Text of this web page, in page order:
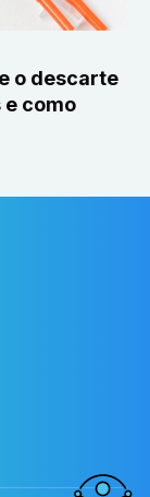
o descarte
como